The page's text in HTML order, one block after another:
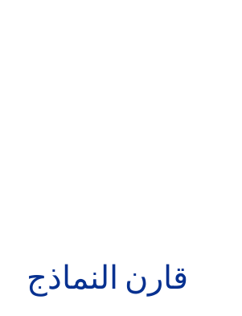
قارن النماذج